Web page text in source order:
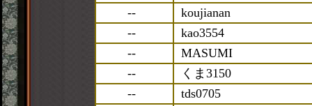
--
koujianan
--
kao3554
--
MASUMI
--
くま3150
--
tds0705